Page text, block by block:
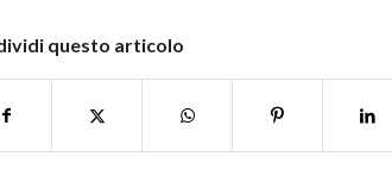
questo articolo